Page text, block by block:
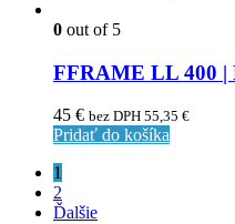
0 out of 5
FFRAME LL 400 |
45 € bez DPH 55,35 €
Pridať do košíka
1
2
Ďalšie